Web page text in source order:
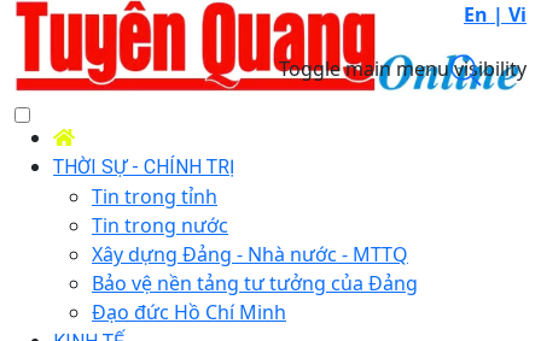
En | Vi
Toggle main menu visibility
THỜI SỰ - CHÍNH TRỊ
Tin trong tỉnh
Tin trong nước
Xây dựng Đảng - Nhà nước - MTTQ
Bảo vệ nền tảng tư tưởng của Đảng
Đạo đức Hồ Chí Minh